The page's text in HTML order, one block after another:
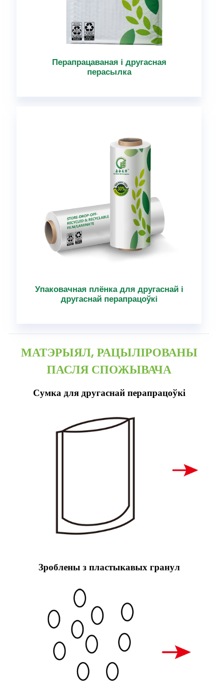
Перапрацаваная і другасная
перасылка
Упаковачная плёнка для другаснай і
другаснай перапрацоўкі
МАТЭРЫЯЛ, РАЦЫЛІРОВАНЫ
ПАСЛЯ СПОЖЫВАЧА
Сумка для другаснай перапрацоўкі
Зроблены з пластыкавых гранул